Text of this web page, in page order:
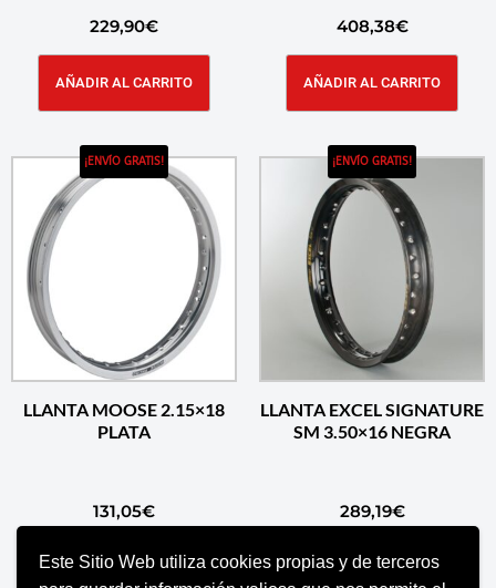
Este Sitio Web utiliza cookies propias y de terceros
229,90€
AÑADIR AL CARRITO
408,38€
AÑADIR AL CARRITO
¡ENVÍO GRATIS!
LLANTA MOOSE 2.15×18
PLATA
131,05€
AÑADIR AL CARRITO
¡ENVÍO GRATIS!
LLANTA EXCEL SIGNATURE
SM 3.50×16 NEGRA
289,19€
AÑADIR AL CARRITO